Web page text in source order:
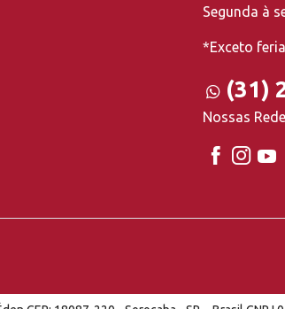
Segunda à
*Exceto
(31)
Nossas